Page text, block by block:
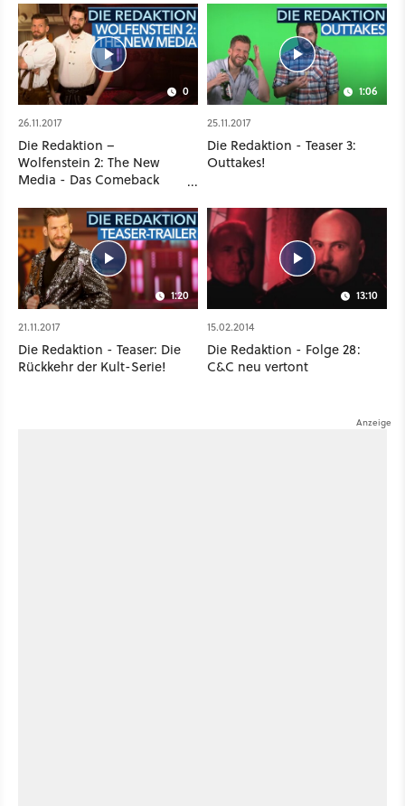
0
26.11.2017
Die Redaktion –
Wolfenstein 2: The New
Media - Das Comeback
1:06
25.11.2017
Die Redaktion - Teaser 3:
Outtakes!
1:20
21.11.2017
Die Redaktion - Teaser: Die
Rückkehr der Kult-Serie!
13:10
15.02.2014
Die Redaktion - Folge 28:
C&C neu vertont